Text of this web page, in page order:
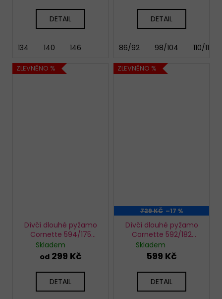
DETAIL
134 140 146
DETAIL
86/92 98/104 110/116
ZLEVNĚNO %
Dívčí dlouhé pyžamo
Cornette 594/175
Home
Skladem
od299 Kč
DETAIL
ZLEVNĚNO %
729 KČ –17 %
Dívčí dlouhé pyžamo
Cornette 592/182
Christmas Tree
Skladem
599 Kč
DETAIL